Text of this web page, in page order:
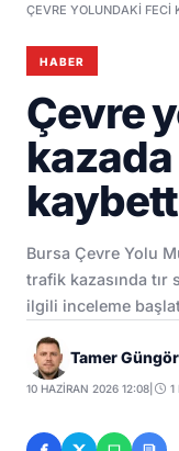
ÇEVRE YOLUNDAKI FECI
HABER
Çevre
kazada
Bursa Çevre Yolu
trafik kazasında tır
ilgili inceleme
Tamer Güngör
10 HAZIRAN 2026 12:08 1